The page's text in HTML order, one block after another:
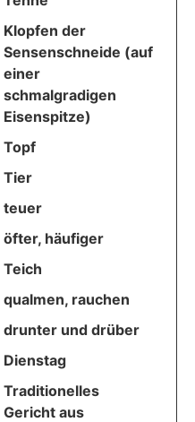
Klopfen der
Sensenschneide (auf
einer
schmalgradigen
Eisenspitze)
Topf
Tier
teuer
öfter, häufiger
Teich
qualmen, rauchen
drunter und drüber
Dienstag
Traditionelles
Gericht aus